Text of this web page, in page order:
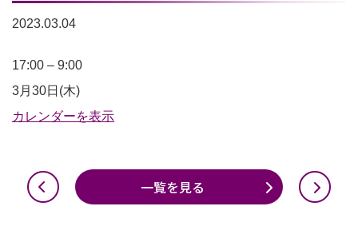
2023.03.04
か
め
ス
17:00 – 9:00
3月30日(木)
カレンダーを表示
一覧を見る